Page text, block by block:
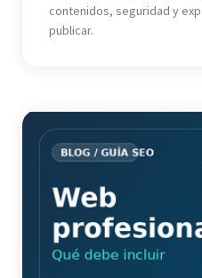
contenidos, seguridad y
publicar.